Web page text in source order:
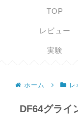
TOP
レビュー
実験
ホーム レ
DF64グライ